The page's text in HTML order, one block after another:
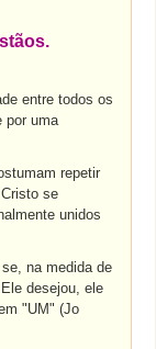
entre todos os
por uma
repetir
se
unidos
na medida de
desejou, ele
"UM" (Jo